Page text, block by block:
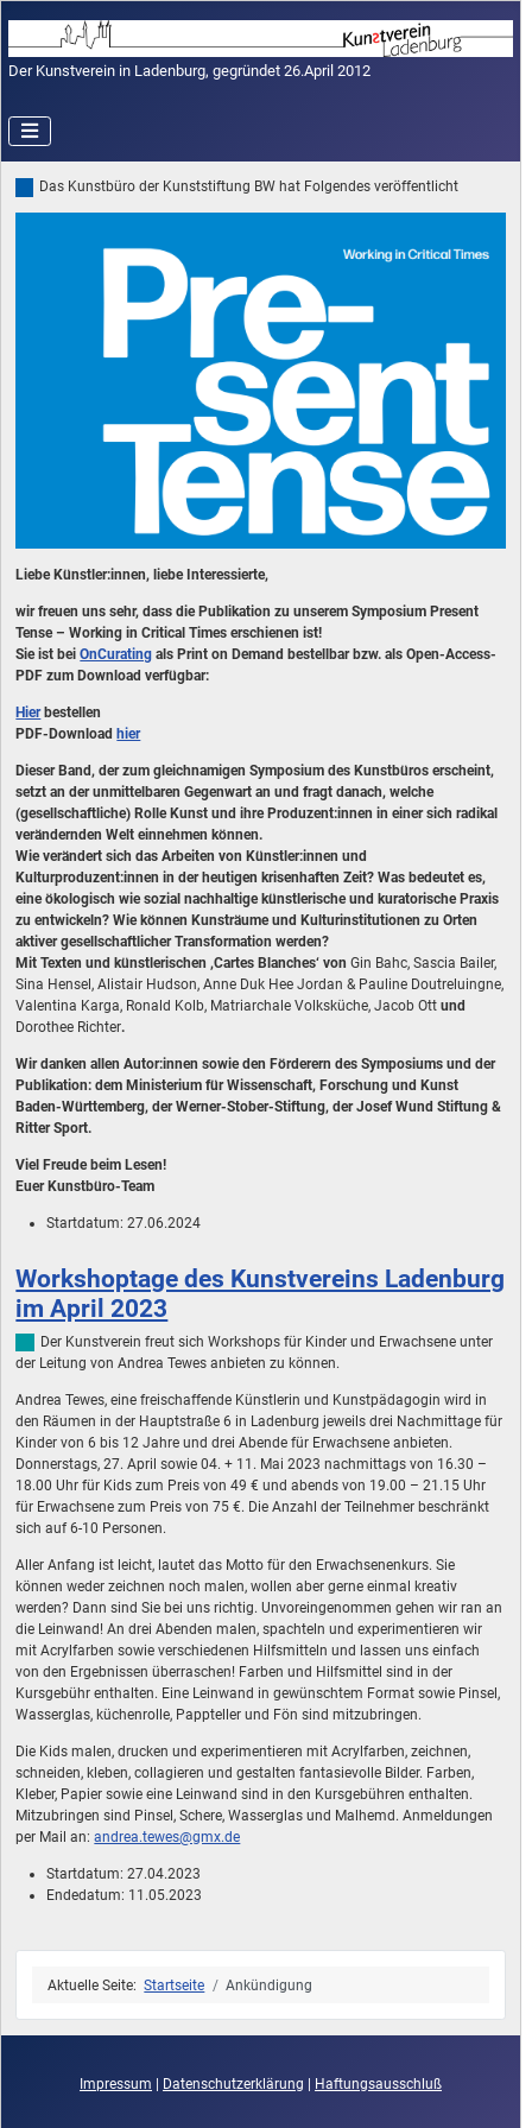
Der Kunstverein in Ladenburg, gegründet 26.April 2012
Das Kunstbüro der Kunststiftung BW hat Folgendes veröffentlicht
Liebe Künstler:innen, liebe Interessierte,
wir freuen uns sehr, dass die Publikation zu unserem Symposium Present
Tense – Working in Critical Times erschienen ist!
Sie ist beiOnCurating als Print on Demand bestellbar bzw. als Open-Access-
PDF zum Download verfügbar:
Hierbestellen
PDF-Downloadhier
Dieser Band, der zum gleichnamigen Symposium des Kunstbüros erscheint,
setzt an der unmittelbaren Gegenwart an und fragt danach, welche
(gesellschaftliche) Rolle Kunst und ihre Produzent:innen in einer sich radikal
verändernden Welt einnehmen können.
Wie verändert sich das Arbeiten von Künstler:innen und
Kulturproduzent:innen in der heutigen krisenhaften Zeit? Was bedeutet es,
eine ökologisch wie sozial nachhaltige künstlerische und kuratorische Praxis
zu entwickeln? Wie können Kunsträume und Kulturinstitutionen zu Orten
aktiver gesellschaftlicher Transformation werden?
Mit Texten und künstlerischen ,Cartes Blanches‘ vonGin Bahc, Sascia Bailer,
Sina Hensel, Alistair Hudson, Anne Duk Hee Jordan & Pauline Doutreluingne,
Valentina Karga, Ronald Kolb, Matriarchale Volksküche, Jacob Ottund
Dorothee Richter.
Wir danken allen Autor:innen sowie den Förderern des Symposiums und der
Publikation: dem Ministerium für Wissenschaft, Forschung und Kunst
Baden-Württemberg, der Werner-Stober-Stiftung, der Josef Wund Stiftung &
Ritter Sport.
Viel Freude beim Lesen!
Euer Kunstbüro-Team
Startdatum:27.06.2024
Workshoptage des Kunstvereins Ladenburg
im April 2023
Der Kunstverein freut sich Workshops für Kinder und Erwachsene unter
der Leitung von Andrea Tewes anbieten zu können.
Andrea Tewes, eine freischaffende Künstlerin und Kunstpädagogin wird in
den Räumen in der Hauptstraße 6 in Ladenburg jeweils drei Nachmittage für
Kinder von 6 bis 12 Jahre und drei Abende für Erwachsene anbieten.
Donnerstags, 27. April sowie 04. + 11. Mai 2023 nachmittags von 16.30 –
18.00 Uhr für Kids zum Preis von 49 € und abends von 19.00 – 21.15 Uhr
für Erwachsene zum Preis von 75 €. Die Anzahl der Teilnehmer beschränkt
sich auf 6-10 Personen.
Aller Anfang ist leicht, lautet das Motto für den Erwachsenenkurs. Sie
können weder zeichnen noch malen, wollen aber gerne einmal kreativ
werden? Dann sind Sie bei uns richtig. Unvoreingenommen gehen wir ran an
die Leinwand! An drei Abenden malen, spachteln und experimentieren wir
mit Acrylfarben sowie verschiedenen Hilfsmitteln und lassen uns einfach
von den Ergebnissen überraschen! Farben und Hilfsmittel sind in der
Kursgebühr enthalten. Eine Leinwand in gewünschtem Format sowie Pinsel,
Wasserglas, küchenrolle, Pappteller und Fön sind mitzubringen.
Die Kids malen, drucken und experimentieren mit Acrylfarben, zeichnen,
schneiden, kleben, collagieren und gestalten fantasievolle Bilder. Farben,
Kleber, Papier sowie eine Leinwand sind in den Kursgebühren enthalten.
Mitzubringen sind Pinsel, Schere, Wasserglas und Malhemd. Anmeldungen
per Mail an:andrea.tewes@gmx.de
Startdatum:27.04.2023
Endedatum: 11.05.2023
Aktuelle Seite:Startseite Ankündigung
Impressum Datenschutzerklärung Haftungsausschluß